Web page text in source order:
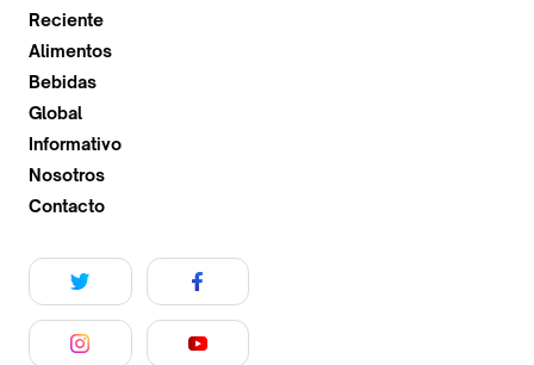
Reciente
Alimentos
Bebidas
Global
Informativo
Nosotros
Contacto